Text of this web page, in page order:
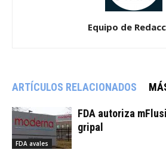
Equipo de
ARTÍCULOS RELACIONADOS
FDA avales
FDA autoriza
gripal